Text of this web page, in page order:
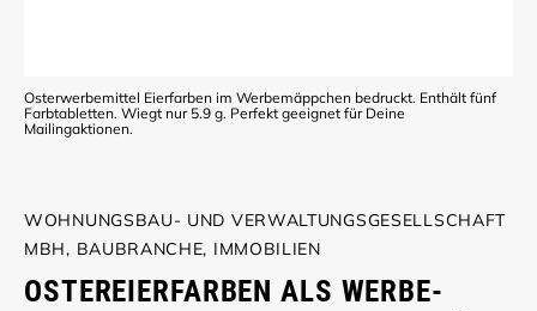
Osterwerbemittel Eierfarben im Werbemäppchen bedruckt. Enthält fünf
Farbtabletten. Wiegt nur 5.9 g. Perfekt geeignet für Deine
Mailingaktionen.
WOHNUNGSBAU- UND VERWALTUNGSGESELLSCHAFT
MBH, BAUBRANCHE, IMMOBILIEN
OSTEREIERFARBEN ALS WERBE-